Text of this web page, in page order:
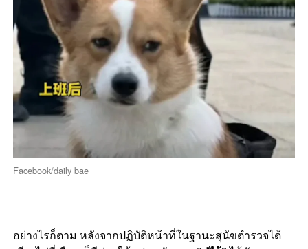
Facebook/daily bae
อย่างไรก็ตาม หลังจากปฏิบัติหน้าที่ในฐานะสุนัขตำรวจได้